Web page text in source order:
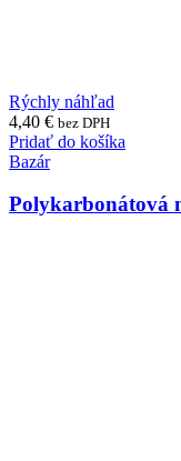
Rýchly náhľad
4,40 € bez DPH
Pridať do košíka
Bazár
Polykarbonátová